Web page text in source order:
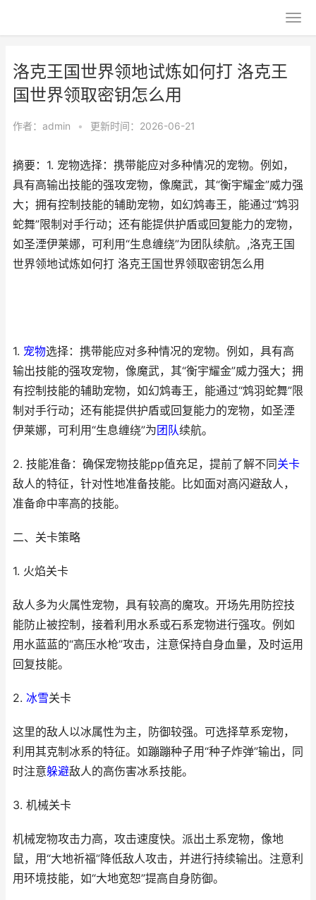
洛克王国世界领地试炼如何打 洛克王
国世界领取密钥怎么用
作者： admin • 更新时间：2026-06-21
摘要：1. 宠物选择：携带能应对多种情况的宠物。例如，
具有高输出技能的强攻宠物，像魔武，其“衡宇耀金”威力强
大；拥有控制技能的辅助宠物，如幻鸩毒王，能通过“鸩羽
蛇舞”限制对手行动；还有能提供护盾或回复能力的宠物，
如圣湮伊莱娜，可利用“生息缠绕”为团队续航。,洛克王国
世界领地试炼如何打 洛克王国世界领取密钥怎么用
1. 宠物选择：携带能应对多种情况的宠物。例如，具有高
输出技能的强攻宠物，像魔武，其“衡宇耀金”威力强大；拥
有控制技能的辅助宠物，如幻鸩毒王，能通过“鸩羽蛇舞”限
制对手行动；还有能提供护盾或回复能力的宠物，如圣湮
伊莱娜，可利用“生息缠绕”为团队续航。
2. 技能准备：确保宠物技能pp值充足，提前了解不同关卡
敌人的特征，针对性地准备技能。比如面对高闪避敌人，
准备命中率高的技能。
二、关卡策略
1. 火焰关卡
敌人多为火属性宠物，具有较高的魔攻。开场先用防控技
能防止被控制，接着利用水系或石系宠物进行强攻。例如
用水蓝蓝的“高压水枪”攻击，注意保持自身血量，及时运用
回复技能。
2. 冰雪关卡
这里的敌人以冰属性为主，防御较强。可选择草系宠物，
利用其克制冰系的特征。如蹦蹦种子用“种子炸弹”输出，同
时注意躲避敌人的高伤害冰系技能。
3. 机械关卡
机械宠物攻击力高，攻击速度快。派出土系宠物，像地
鼠，用“大地祈福”降低敌人攻击，并进行持续输出。注意利
用环境技能，如“大地宽恕”提高自身防御。